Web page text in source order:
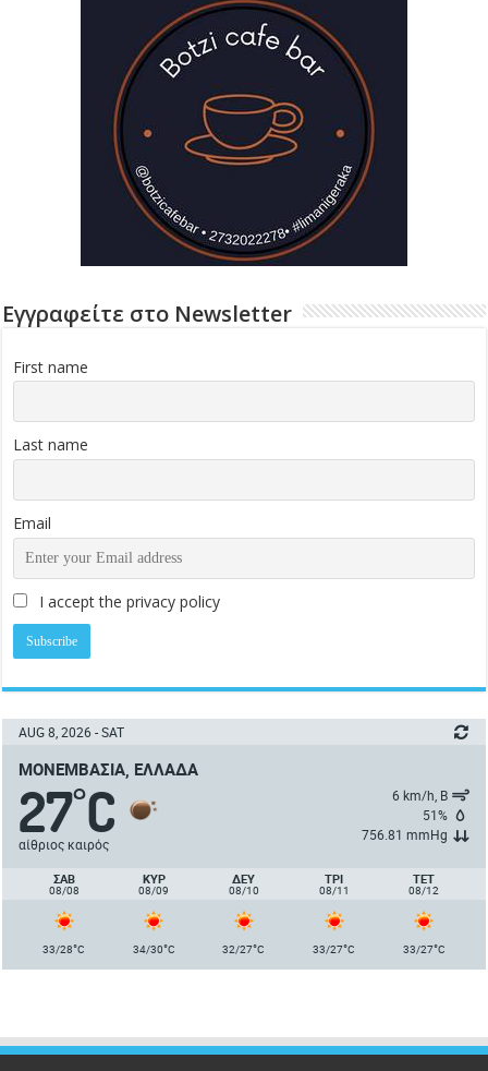
Εγγραφείτε στο Newsletter
First name
Last name
Email
I accept the privacy policy
AUG 8, 2026 - SAT
ΜΟΝΕΜΒΑΣΙΆ, ΕΛΛΆΔΑ
27°C
αίθριος καιρός
6 km/h, Β
51%
756.81 mmHg
ΣΑΒ
08/08
ΚΥΡ
08/09
ΔΕΥ
08/10
ΤΡΙ
08/11
ΤΕΤ
08/12
33/28°C 34/30°C 32/27°C 33/27°C 33/27°C